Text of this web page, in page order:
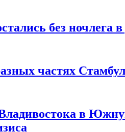
без ночлега
частях
в